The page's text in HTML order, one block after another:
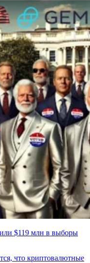
$119 млн в выборы
что криптовалютные